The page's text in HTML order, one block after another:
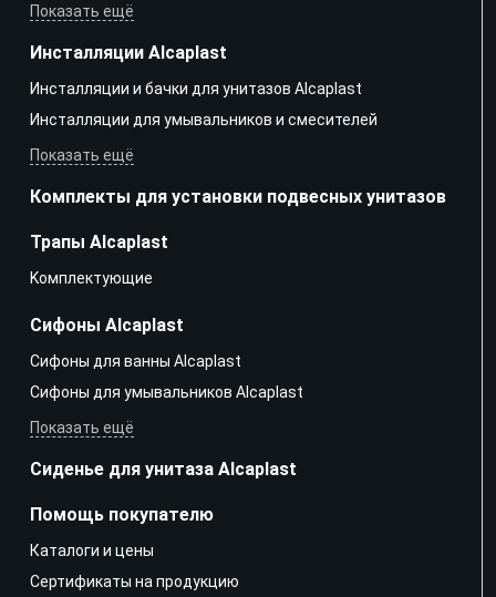
Показать ещё
Инсталляции Alcaplast
Инсталляции и бачки для унитазов Alcaplast
Инсталляции для умывальников и смесителей
Показать ещё
Комплекты для установки подвесных унитазов
Трапы Alcaplast
Kомплектующие
Сифоны Alcaplast
Сифоны для ванны Alcaplast
Сифоны для умывальников Alcaplast
Показать ещё
Сиденье для унитаза Alcaplast
Помощь покупателю
Каталоги и цены
Сертификаты на продукцию